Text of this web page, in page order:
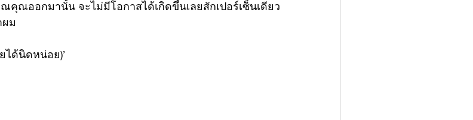
ณออกมานั้น จะไม่มีโอกาสได้เกิดขึ้นเลยสักเปอร์เซ็นเดียว
ผม
ได้นิดหน่อย)’